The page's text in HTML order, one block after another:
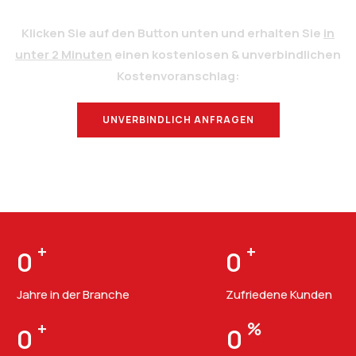
Klicken Sie auf den Button unten und erhalten Sie in
unter 2 Minuten einen kostenlosen & unverbindlichen
Kostenvoranschlag:
UNVERBINDLICH ANFRAGEN
0 +
Jahre in der Branche
0 +
Zufriedene Kunden
0 + 0 %